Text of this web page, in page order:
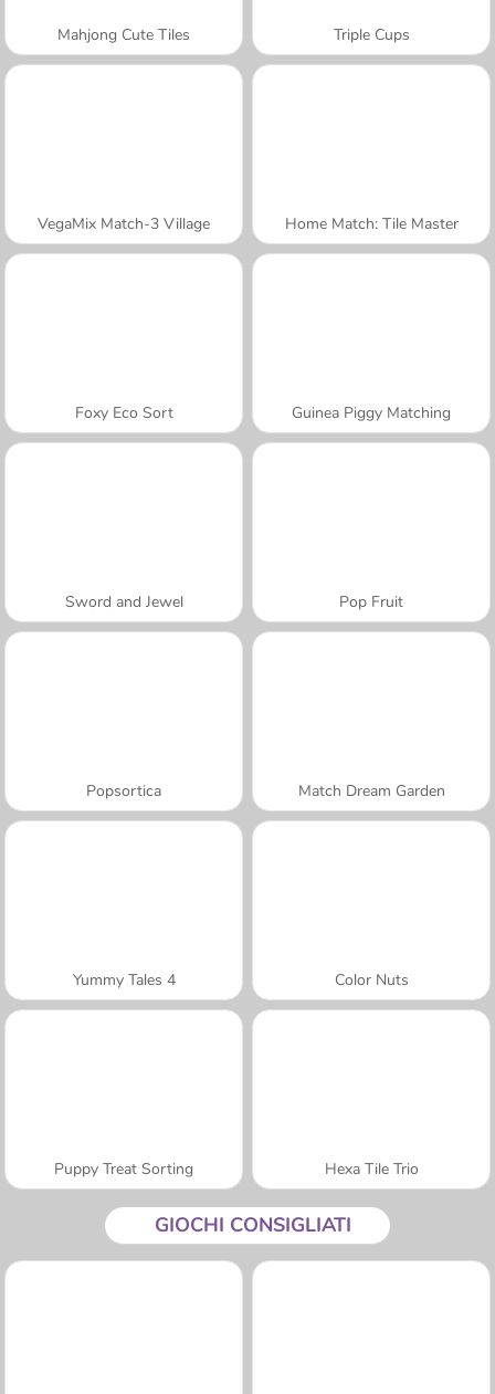
Mahjong Cute Tiles Triple Cups
VegaMix Match-3 Village Home Match: Tile Master
Foxy Eco Sort Guinea Piggy Matching
Sword and Jewel Pop Fruit
Popsortica Match Dream Garden
Yummy Tales 4 Color Nuts
Puppy Treat Sorting Hexa Tile Trio
GIOCHI CONSIGLIATI